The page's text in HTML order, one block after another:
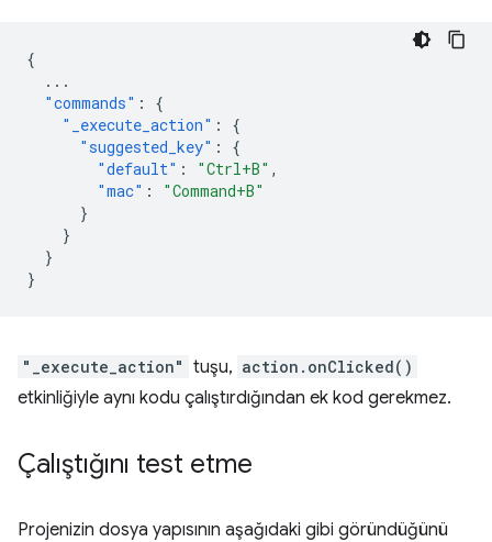
{
...
"commands" :
{
"_execute_action" :
{
"suggested_key" :
{
"default" : "Ctrl+B" ,
"mac" :
"Command+B"
}
}
}
}
"_execute_action" tuşu, action.onClicked()
etkinliğiyle aynı kodu çalıştırdığından ek kod gerekmez.
Çalıştığını test etme
Projenizin dosya yapısının aşağıdaki gibi göründüğünü